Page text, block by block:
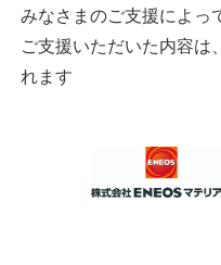
みなさまのご支援によっ
ご支援いただいた内容は
れます